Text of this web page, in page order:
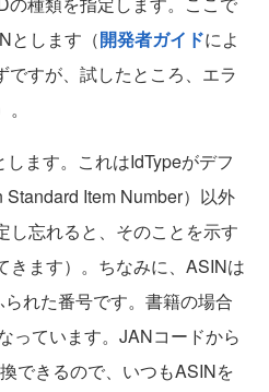
とします（開発者ガイドによ
すが、試したところ、エラ
ます。これはIdTypeがデフ
Item Number）以外
し忘れると、そのことを示す
きます）。ちなみに、ASINは
れた番号です。書籍の場合
っています。JANコードから
できるので、いつもASINを